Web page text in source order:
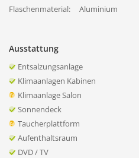
Flaschenmaterial:
Aluminium
Ausstattung
Entsalzungsanlage
Klimaanlagen Kabinen
Klimaanlage Salon
Sonnendeck
Taucherplattform
Aufenthaltsraum
DVD / TV